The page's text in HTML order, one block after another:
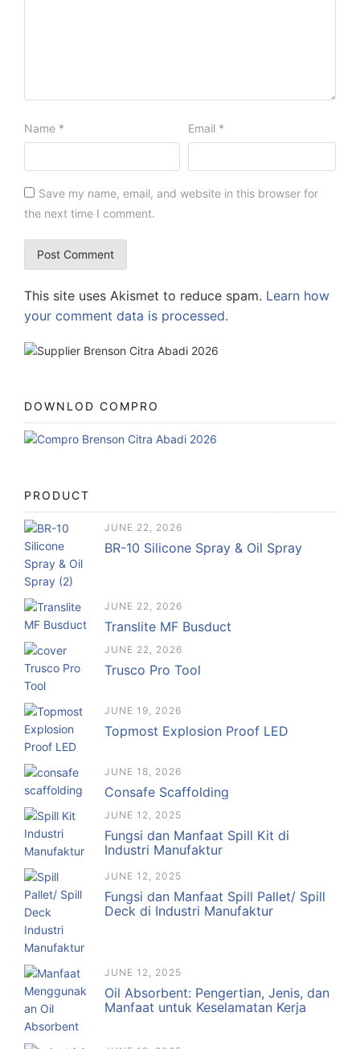
Name * Email *
Save my name, email, and website in this browser for
the next time I comment.
This site uses Akismet to reduce spam. Learn how
your comment data is processed.
DOWNLOD COMPRO
PRODUCT
JUNE 22, 2026
BR-10 Silicone Spray & Oil Spray
JUNE 22, 2026
Translite MF Busduct
JUNE 22, 2026
Trusco Pro Tool
JUNE 19, 2026
Topmost Explosion Proof LED
JUNE 18, 2026
Consafe Scaffolding
JUNE 12, 2025
Fungsi dan Manfaat Spill Kit di
Industri Manufaktur
JUNE 12, 2025
Fungsi dan Manfaat Spill Pallet/ Spill
Deck di Industri Manufaktur
JUNE 12, 2025
Oil Absorbent: Pengertian, Jenis, dan
Manfaat untuk Keselamatan Kerja